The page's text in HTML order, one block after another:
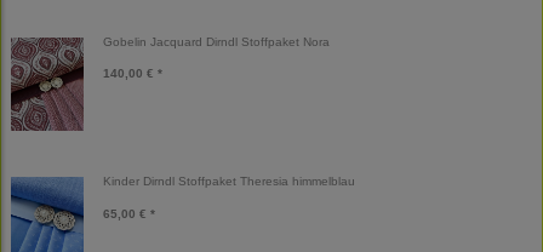
Gobelin Jacquard Dirndl Stoffpaket Nora
140,00 € *
Kinder Dirndl Stoffpaket Theresia himmelblau
65,00 € *